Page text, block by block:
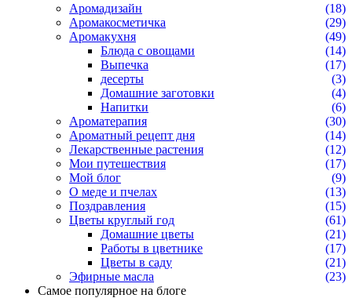
Аромадизайн
(18)
Аромакосметичка
(29)
Аромакухня
(49)
Блюда с овощами
(14)
Выпечка
(17)
десерты
(3)
Домашние заготовки
(4)
Напитки
(6)
Ароматерапия
(30)
Ароматный рецепт дня
(14)
Лекарственные растения
(12)
Мои путешествия
(17)
Мой блог
(9)
О меде и пчелах
(13)
Поздравления
(15)
Цветы круглый год
(61)
Домашние цветы
(21)
Работы в цветнике
(17)
Цветы в саду
(21)
Эфирные масла
(23)
Самое популярное на блоге